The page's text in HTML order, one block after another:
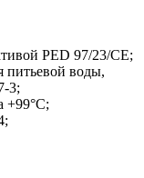
PED 97/23/СЕ;
питьевой воды,
3;
+99°С;